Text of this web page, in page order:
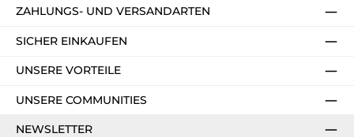
ZAHLUNGS- UND VERSANDARTEN
SICHER EINKAUFEN
UNSERE VORTEILE
UNSERE COMMUNITIES
NEWSLETTER